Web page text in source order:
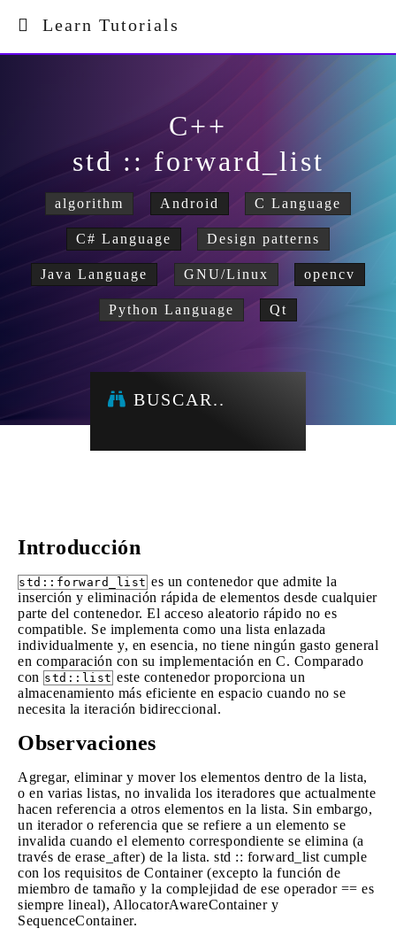
Learn Tutorials
C++
std :: forward_list
algorithm Android C Language
C# Language Design patterns
Java Language GNU/Linux opencv
Python Language Qt
BUSCAR..
Introducción
std::forward_list es un contenedor que admite la
inserción y eliminación rápida de elementos desde cualquier
parte del contenedor. El acceso aleatorio rápido no es
compatible. Se implementa como una lista enlazada
individualmente y, en esencia, no tiene ningún gasto general
en comparación con su implementación en C. Comparado
con std::list este contenedor proporciona un
almacenamiento más eficiente en espacio cuando no se
necesita la iteración bidireccional.
Observaciones
Agregar, eliminar y mover los elementos dentro de la lista,
o en varias listas, no invalida los iteradores que actualmente
hacen referencia a otros elementos en la lista. Sin embargo,
un iterador o referencia que se refiere a un elemento se
invalida cuando el elemento correspondiente se elimina (a
través de erase_after) de la lista. std :: forward_list cumple
con los requisitos de Container (excepto la función de
miembro de tamaño y la complejidad de ese operador == es
siempre lineal), AllocatorAwareContainer y
SequenceContainer.